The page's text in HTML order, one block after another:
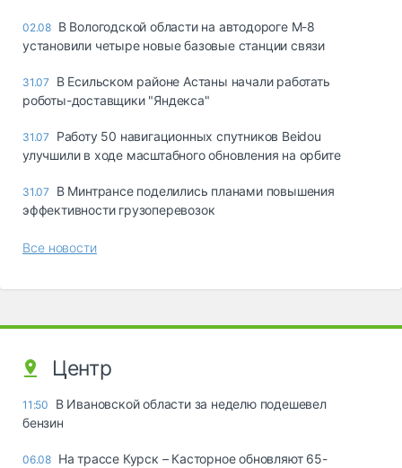
02.08 В Вологодской области на автодороге М-8
установили четыре новые базовые станции связи
31.07
В Есильском районе Астаны начали работать
роботы-доставщики "Яндекса"
31.07
Работу 50 навигационных спутников Beidou
улучшили в ходе масштабного обновления на орбите
31.07
В Минтрансе поделились планами повышения
эффективности грузоперевозок
Все новости
Центр
11:50
В Ивановской области за неделю подешевел
бензин
06.08 На трассе Курск – Касторное обновляют 65-